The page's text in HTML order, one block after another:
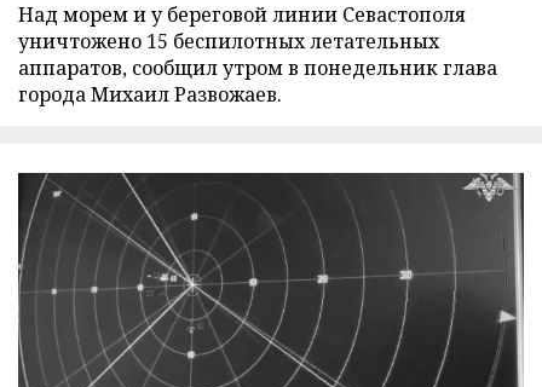
Над морем и у береговой линии Севастополя
уничтожено 15 беспилотных летательных
аппаратов, сообщил утром в понедельник глава
города Михаил Развожаев.